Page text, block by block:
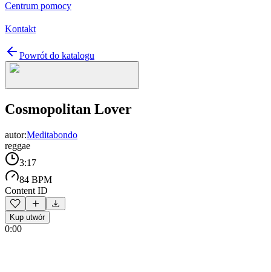
Centrum pomocy
Kontakt
Powrót do katalogu
Cosmopolitan Lover
autor:Meditabondo
reggae
3:17
84 BPM
Content ID
Kup utwór
0:00